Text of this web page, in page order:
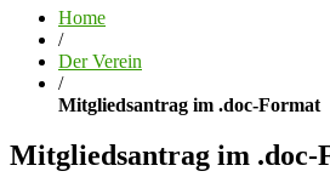
Home
/
Der Verein
/
Mitgliedsantrag im .doc-Format
Mitgliedsantrag im .doc-